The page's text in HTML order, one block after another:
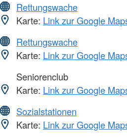
Rettungswache
Karte: Link zur Google
Rettungswache
Karte: Link zur Google
Seniorenclub
Karte: Link zur Google
Sozialstationen
Karte: Link zur Google